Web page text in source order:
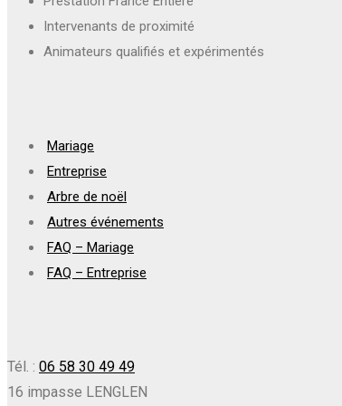
Intervenants de proximité
Animateurs qualifiés et expérimentés
Mariage
Entreprise
Arbre de noël
Autres événements
FAQ – Mariage
FAQ – Entreprise
Tél. : 06 58 30 49 49
16 impasse LENGLEN